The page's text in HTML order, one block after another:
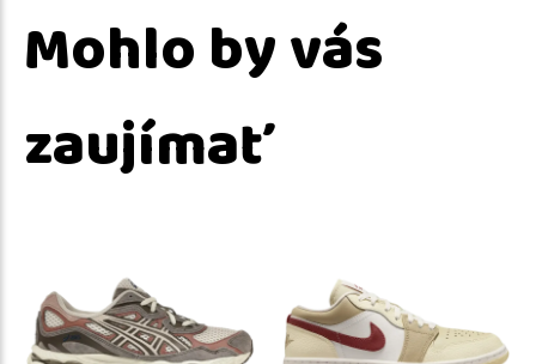
Mohlo by vás
zaujímať